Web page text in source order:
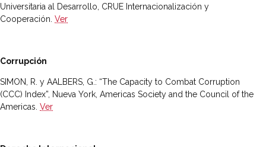
Universitaria al Desarrollo, CRUE Internacionalización y
Cooperación. Ver
Corrupción
SIMON, R. y AALBERS, G.: “The Capacity to Combat Corruption
(CCC) Index”, Nueva York, Americas Society and the Council of the
Americas. Ver